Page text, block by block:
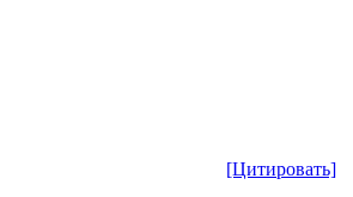
[Цитировать]